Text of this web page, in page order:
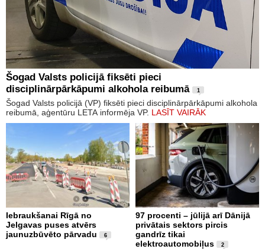
Šogad Valsts policijā fiksēti pieci
disciplinārpārkāpumi alkohola reibumā
1
Šogad Valsts policijā (VP) fiksēti pieci disciplinārpārkāpumi alkohola
reibumā, aģentūru LETA informēja VP. LASĪT VAIRĀK
Iebraukšanai Rīgā no
Jelgavas puses atvērs
jaunuzbūvēto pārvadu
6
97 procenti – jūlijā arī Dānijā
privātais sektors pircis
gandrīz tikai
elektroautomobiļus
2